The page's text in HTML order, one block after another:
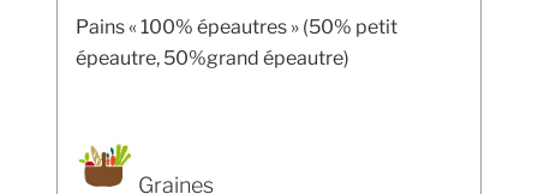
Pains « 100% épeautres » (50% petit
épeautre, 50%grand épeautre)
Graines